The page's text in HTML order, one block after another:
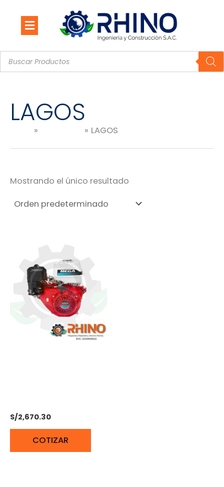
contenido
Búsqueda
de
productos
LAGOS
LAGOS
Mostrando el único resultado
S/2,670.30
COTIZAR